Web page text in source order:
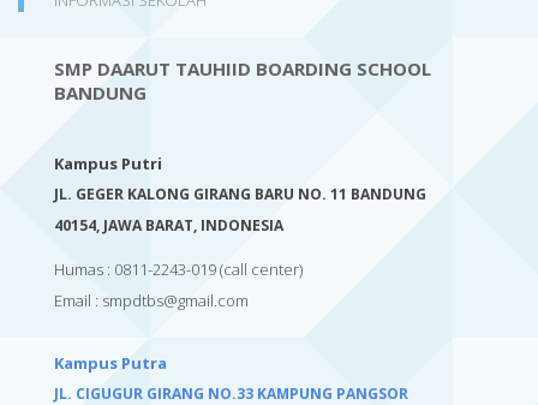
SMP DAARUT TAUHIID BOARDING SCHOOL
BANDUNG
Kampus Putri
JL. GEGER KALONG GIRANG BARU NO. 11 BANDUNG
40154, JAWA BARAT, INDONESIA
Humas : 0811-2243-019(call center)
Email : smpdtbs@gmail.com
Kampus Putra
JL. CIGUGUR GIRANG NO.33 KAMPUNG PANGSOR